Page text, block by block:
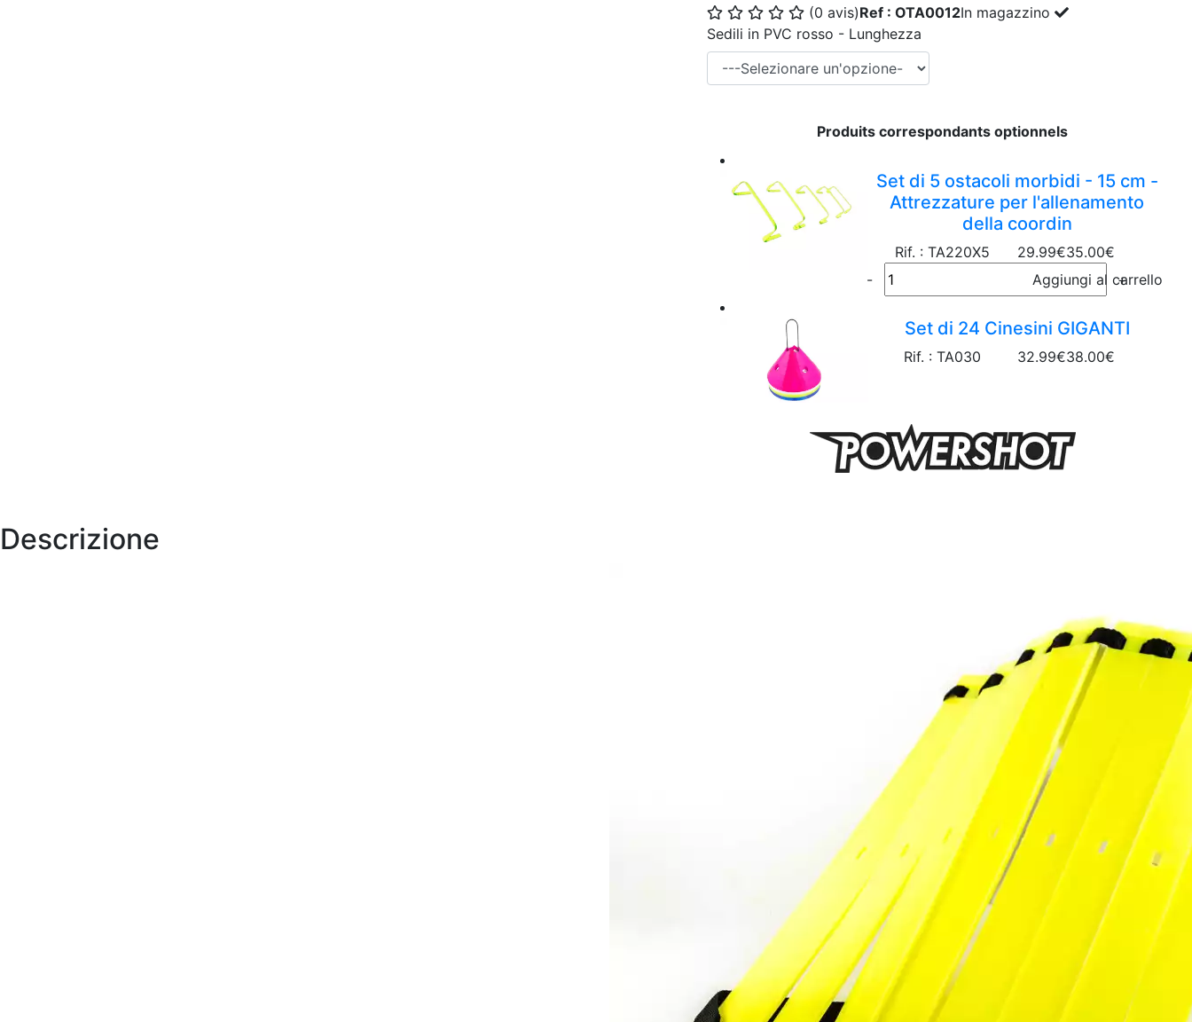
(0 avis)Ref : OTA0012In magazzino
Sedili in PVC rosso - Lunghezza
Produits correspondants optionnels
Set di 5 ostacoli morbidi - 15 cm -
Attrezzature per l'allenamento
della coordin
Rif. : TA220X5 29.99€35.00€
-
+
Aggiungi al carrello
Set di 24 Cinesini GIGANTI
Rif. : TA030 32.99€38.00€
Descrizione